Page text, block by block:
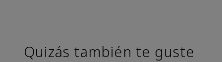
Quizás también te guste